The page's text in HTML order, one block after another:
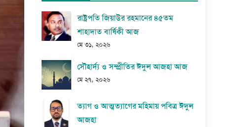
রাষ্ট্রপতি জিয়াউর রহমানের ৪৫তম
শাহাদাত বার্ষিকী আজ
মে ৩১, ২০২৬
সৌহার্দ্য ও সম্প্রীতির ঈদুল আজহা আজ
মে ২৭, ২০২৬
ত্যাগ ও আত্মত্যাগের মহিমায় পবিত্র ঈদুল
আজহা